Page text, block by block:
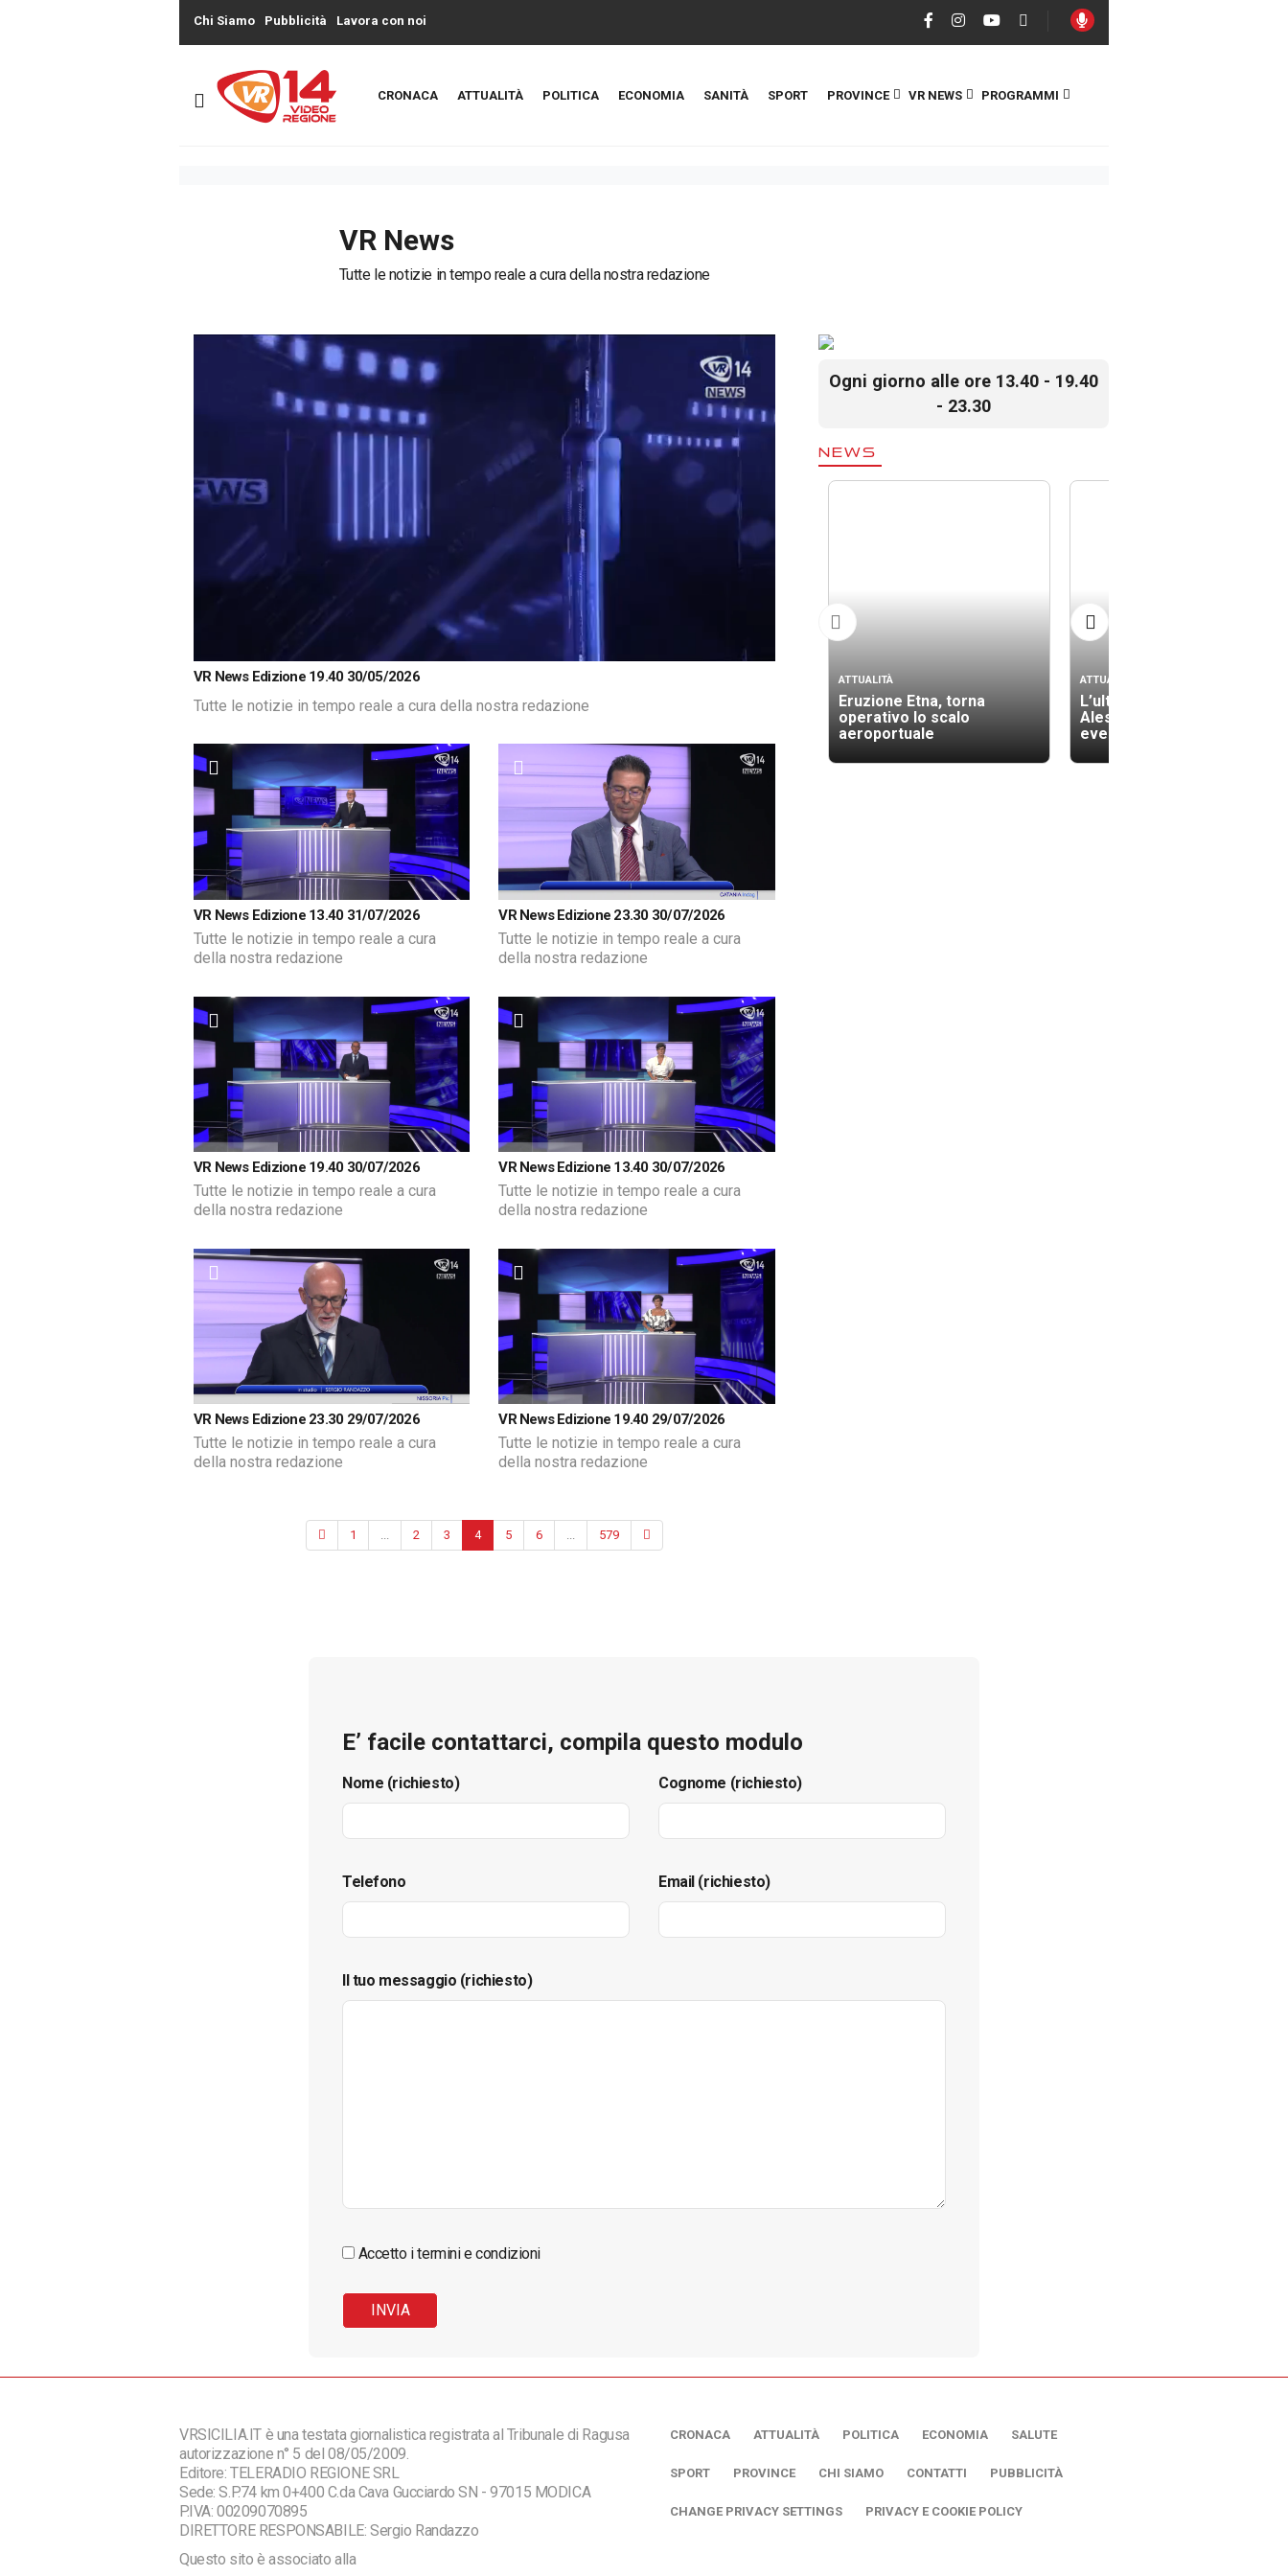
Chi Siamo Pubblicità Lavora con noi
CRONACA ATTUALITÀ POLITICA ECONOMIA SANITÀ SPORT PROVINCE VR NEWS PROGRAMMI
VR News
Tutte le notizie in tempo reale a cura della nostra redazione
2.22%
VR News Edizione 19.40 30/05/2026
Tutte le notizie in tempo reale a cura della nostra redazione
VR News Edizione 13.40 31/07/2026
Tutte le notizie in tempo reale a cura
della nostra redazione
VR News Edizione 23.30 30/07/2026
Tutte le notizie in tempo reale a cura
della nostra redazione
VR News Edizione 19.40 30/07/2026
Tutte le notizie in tempo reale a cura
della nostra redazione
VR News Edizione 13.40 30/07/2026
Tutte le notizie in tempo reale a cura
della nostra redazione
VR News Edizione 23.30 29/07/2026
Tutte le notizie in tempo reale a cura
della nostra redazione
VR News Edizione 19.40 29/07/2026
Tutte le notizie in tempo reale a cura
della nostra redazione
1 2 3 4 5 6 579
Ogni giorno alle ore 13.40 - 19.40
- 23.30
NEWS
ATTUALITÀ
Eruzione Etna, torna
operativo lo scalo
aeroportuale
ATTUALITÀ
L’ultimo saluto ad
Alessandra rinviati tutti gli
eventi
E’ facile contattarci, compila questo modulo
Nome (richiesto) Cognome (richiesto)
Telefono Email (richiesto)
Il tuo messaggio (richiesto)
Accetto i termini e condizioni
VRSICILIA.IT è una testata giornalistica registrata al Tribunale di Ragusa
autorizzazione n° 5 del 08/05/2009.
Editore: TELERADIO REGIONE SRL
Sede: S.P.74 km 0+400 C.da Cava Gucciardo SN - 97015 MODICA
P.IVA: 00209070895
DIRETTORE RESPONSABILE: Sergio Randazzo
Questo sito è associato alla
CRONACA ATTUALITÀ POLITICA ECONOMIA SALUTE
SPORT PROVINCE CHI SIAMO CONTATTI PUBBLICITÀ
CHANGE PRIVACY SETTINGS PRIVACY E COOKIE POLICY